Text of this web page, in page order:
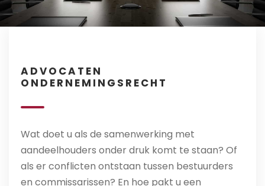
ADVOCATEN
ONDERNEMINGSRECHT
Wat doet u als de samenwerking met
aandeelhouders onder druk komt te staan? Of
als er conflicten ontstaan tussen bestuurders
en commissarissen? En hoe pakt u een